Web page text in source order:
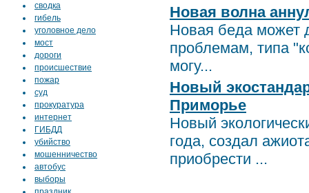
сводка
гибель
уголовное дело
мост
дороги
происшествие
пожар
суд
прокуратура
интернет
ГИБДД
убийство
мошенничество
автобус
выборы
Новая волна
Новая беда может
проблемам, типа
могу...
Новый
Приморье
Новый
года, создал
приобрести ...